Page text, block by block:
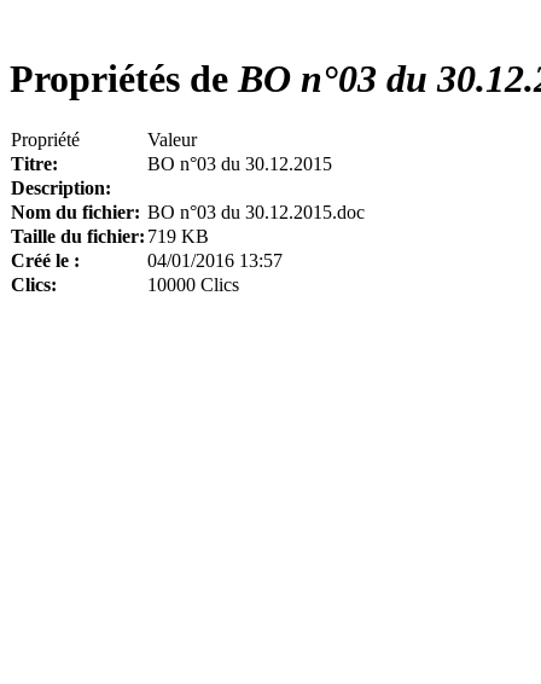
Propriétés deBO n°03 du
Propriété
Valeur
Titre:
BO n°03 du 30.12.2015
Description:
Nom du fichier: BO n°03 du 30.12.2015.doc
Taille du fichier: 719 KB
Créé le :
04/01/2016 13:57
Clics:
10000 Clics